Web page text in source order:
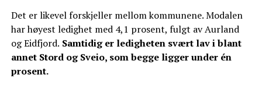
Det er likevel forskjeller mellom kommunene. Modalen
har høyest ledighet med 4,1 prosent, fulgt av Aurland
og Eidfjord. Samtidig er ledigheten svært lav i blant
annet Stord og Sveio, som begge ligger under én
prosent.